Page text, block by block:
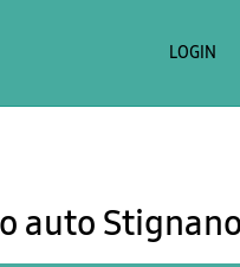
LOGIN
auto Stignano